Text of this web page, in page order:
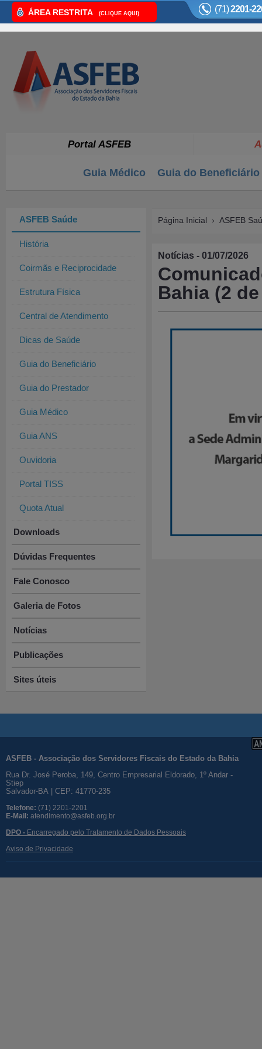
ÁREA RESTRITA (CLIQUE AQUI) (71)2201-
Portal ASFEB
Guia Médico Guia do Beneficiário
ASFEB Saúde
História
Coirmãs e Reciprocidade
Estrutura Física
Central de Atendimento
Dicas de Saúde
Guia do Beneficiário
Guia do Prestador
Guia Médico
Guia ANS
Ouvidoria
Portal TISS
Quota Atual
Downloads
Dúvidas Frequentes
Fale Conosco
Galeria de Fotos
Notícias
Publicações
Sites úteis
Página Inicial › ASFEB
Notícias - 01/07/2026
Bahia (2
ASFEB - Associação dos Servidores Fiscais do Estado da Bahia
Rua Dr. José Peroba, 149, Centro Empresarial Eldorado, 1º Andar -
Stiep
Salvador-BA | CEP: 41770-235
Telefone: (71) 2201-2201
E-Mail: atendimento@asfeb.org.br
DPO - Encarregado pelo Tratamento de Dados Pessoais
Aviso de Privacidade